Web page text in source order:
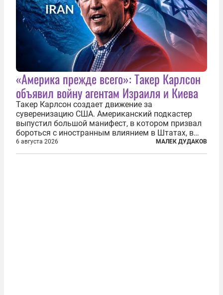
«Америка прежде всего»: Такер Карлсон
объявил войну агентам Израиля и Киева
Такер Карлсон создает движение за
суверенизацию США. Американский подкастер
выпустил большой манифест, в котором призвал
бороться с иностранным влиянием в Штатах, в
первую очередь имея в виду Израиль. А также
прекратить заморские войны, выплатить
6 августа 2026 МАЛЕК ДУДАКОВ